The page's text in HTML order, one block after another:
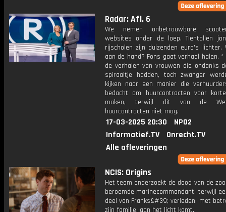
Radar: Afl. 6
We nemen onbetrouwbare
websites onder de loep. Tientallen
rijscholen zijn duizenden euro's
aan de hand? Fons gaat verhaal halen. *
de verhalen van vrouwen die ondanks
spiraaltje hadden, toch zwanger
kijken naar een manier die
bedacht om huurcontracten voor
maken, terwijl dit van de
huurcontracten niet mag.
17-03-2025 20:30
NPO2
Informatief.TV
Onrecht.TV
Alle afleveringen
NCIS: Origins
Het team onderzoekt de dood van de
beroemde marinecommandant, terwijl
deel van Franks&#39; verleden, met
zijn familie, aan het licht komt.